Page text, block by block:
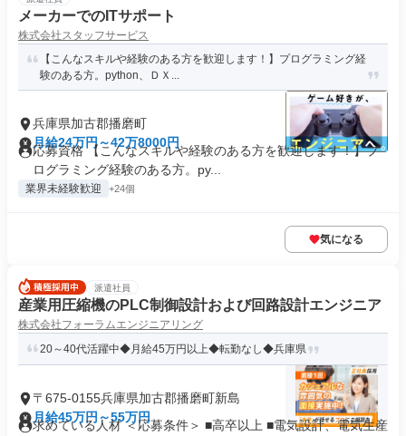
メーカーでのITサポート
株式会社スタッフサービス
【こんなスキルや経験のある方を歓迎します！】プログラミング経
験のある方。python、ＤＸ...
兵庫県加古郡播磨町
月給24万円～42万8000円
応募資格 【こんなスキルや経験のある方を歓迎します！】プ
ログラミング経験のある方。py...
業界未経験歓迎 +24個
気になる
派遣社員
産業用圧縮機のPLC制御設計および回路設計エンジニア
株式会社フォーラムエンジニアリング
20～40代活躍中◆月給45万円以上◆転勤なし◆兵庫県
〒675-0155兵庫県加古郡播磨町新島
月給45万円～55万円
求めている人材 ＜応募条件＞ ■高卒以上 ■電気設計、電気生産